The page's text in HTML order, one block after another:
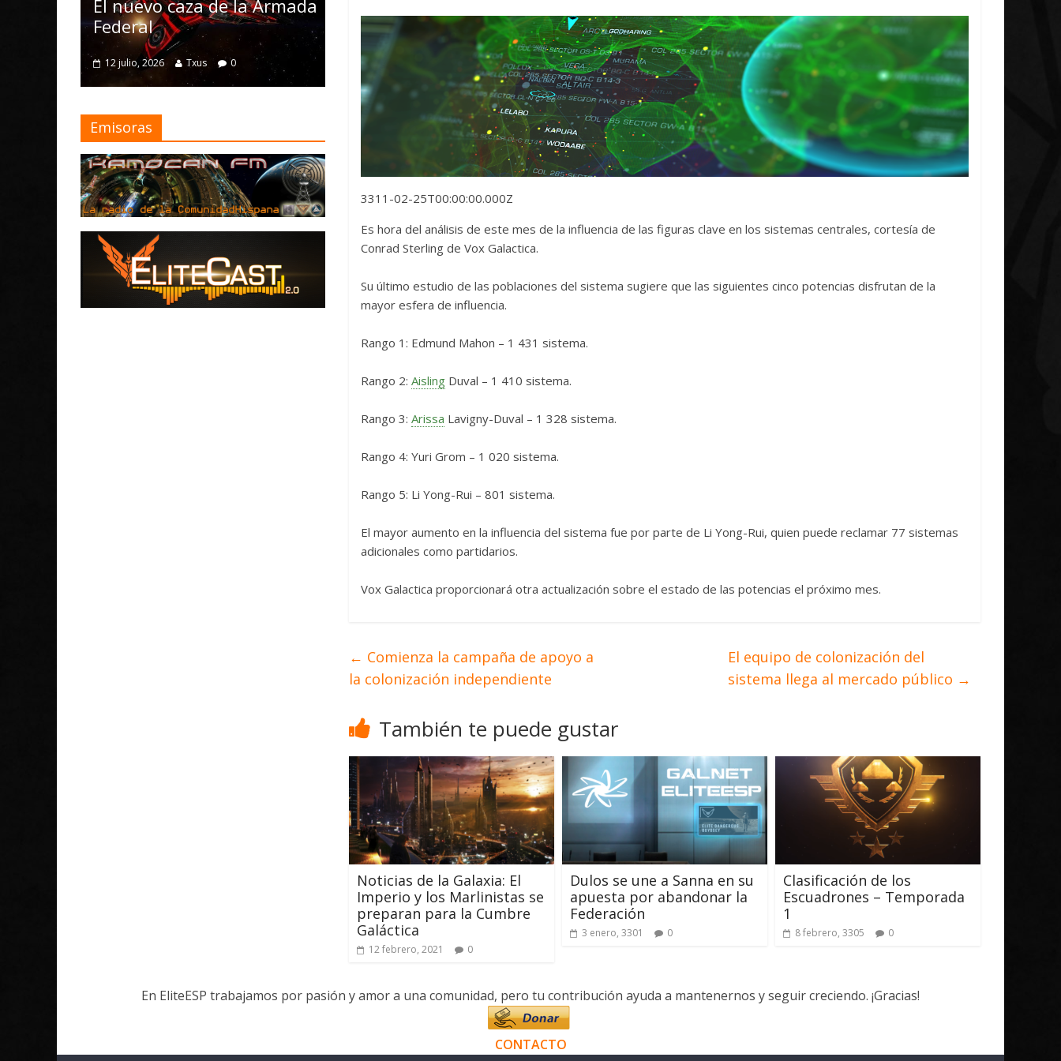
3311-02-25T00:00:00.000Z
Es hora del análisis de este mes de la influencia de las figuras clave en los sistemas centrales, cortesía de
Conrad Sterling de Vox Galactica.
Su último estudio de las poblaciones del sistema sugiere que las siguientes cinco potencias disfrutan de la
mayor esfera de influencia.
Rango 1: Edmund Mahon – 1 431 sistema.
Rango 2: Aisling Duval – 1 410 sistema.
Rango 3: Arissa Lavigny-Duval – 1 328 sistema.
Rango 4: Yuri Grom – 1 020 sistema.
Rango 5: Li Yong-Rui – 801 sistema.
El mayor aumento en la influencia del sistema fue por parte de Li Yong-Rui, quien puede reclamar 77 sistemas
adicionales como partidarios.
Vox Galactica proporcionará otra actualización sobre el estado de las potencias el próximo mes.
← Comienza la campaña de apoyo a
la colonización independiente
El equipo de colonización del
sistema llega al mercado público →
También te puede gustar
Noticias de la Galaxia: El
Imperio y los Marlinistas se
preparan para la Cumbre
Galáctica
12 febrero, 2021 0
Dulos se une a Sanna en su
apuesta por abandonar la
Federación
3 enero, 3301 0
Clasificación de los
Escuadrones – Temporada
1
8 febrero, 3305 0
caza de la Armada
0
mejoras
4 julio, 2026 Txus
Mayo de 2026
28 mayo, 2026 Txus 0
14 abril, 2026 Txus 0 7 abril, 2026
Emisoras
En EliteESP trabajamos por pasión y amor a una comunidad, pero tu contribución ayuda a mantenernos y seguir creciendo. ¡Gracias!
CONTACTO